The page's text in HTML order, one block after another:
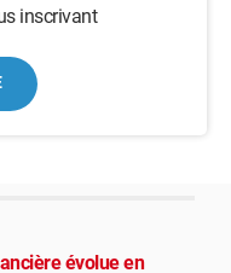
inscrivant
évolue en